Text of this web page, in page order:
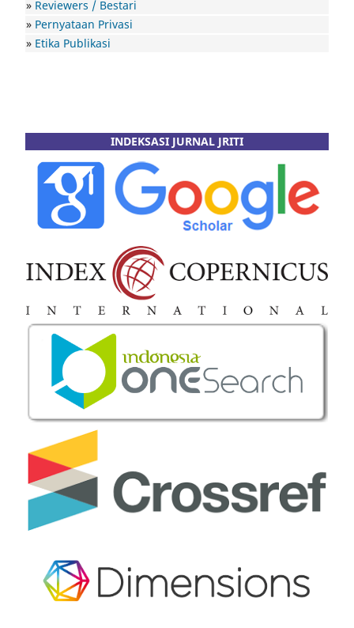
» Reviewers / Bestari
» Pernyataan Privasi
» Etika Publikasi
INDEKSASI JURNAL JRITI